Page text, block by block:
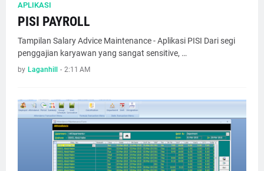
APLIKASI
PISI PAYROLL
Tampilan Salary Advice Maintenance - Aplikasi PISI Dari segi
penggajian karyawan yang sangat sensitive, …
by Laganhill - 2:11 AM